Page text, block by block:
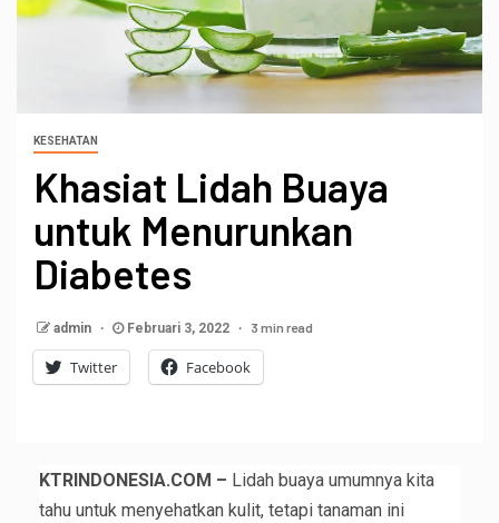
KESEHATAN
Khasiat Lidah Buaya
untuk Menurunkan
Diabetes
admin Februari 3, 2022 3 min read
Twitter Facebook
KTRINDONESIA.COM – Lidah buaya umumnya kita
tahu untuk menyehatkan kulit, tetapi tanaman ini